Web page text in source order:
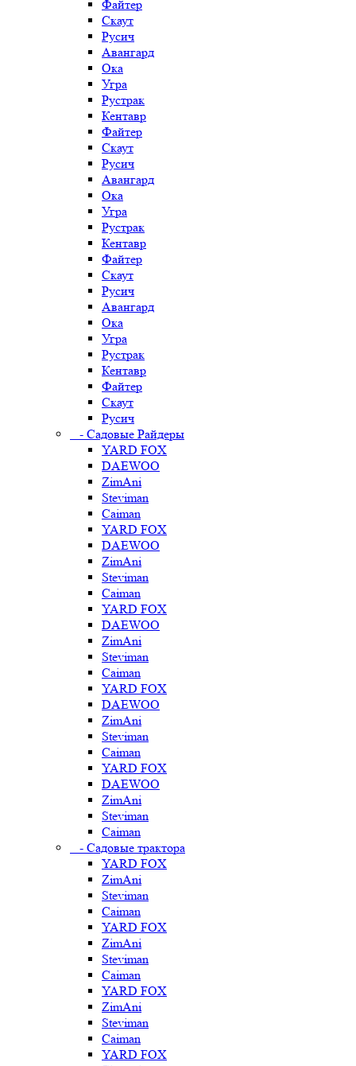
Файтер
Скаут
Русич
Авангард
Ока
Угра
Рустрак
Кентавр
Файтер
Скаут
Русич
Авангард
Ока
Угра
Рустрак
Кентавр
Файтер
Скаут
Русич
Авангард
Ока
Угра
Рустрак
Кентавр
Файтер
Скаут
Русич
- Садовые Райдеры
YARD FOX
DAEWOO
ZimAni
Steviman
Caiman
YARD FOX
DAEWOO
ZimAni
Steviman
Caiman
YARD FOX
DAEWOO
ZimAni
Steviman
Caiman
YARD FOX
DAEWOO
ZimAni
Steviman
Caiman
YARD FOX
DAEWOO
ZimAni
Steviman
Caiman
- Садовые трактора
YARD FOX
ZimAni
Steviman
Caiman
YARD FOX
ZimAni
Steviman
Caiman
YARD FOX
ZimAni
Steviman
Caiman
YARD FOX